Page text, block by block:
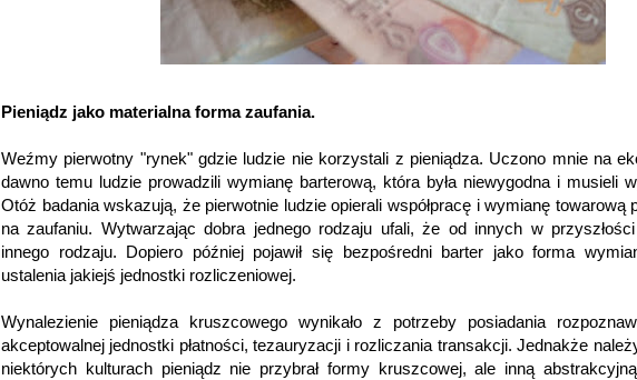
Pieniądz jako materialna forma zaufania.
Weźmy pierwotny "rynek" gdzie ludzie nie korzystali z pieniądza. Uczono mnie na
dawno temu ludzie prowadzili wymianę barterową, która była niewygodna i musieli
Otóż badania wskazują, że pierwotnie ludzie opierali współpracę i wymianę towarową
na zaufaniu. Wytwarzając dobra jednego rodzaju ufali, że od innych w
innego rodzaju. Dopiero później pojawił się bezpośredni barter jako forma
ustalenia jakiejś jednostki rozliczeniowej.
Wynalezienie pieniądza kruszcowego wynikało z potrzeby posiadania
akceptowalnej jednostki płatności, tezauryzacji i rozliczania transakcji. Jednakże
niektórych kulturach pieniądz nie przybrał formy kruszcowej, ale inną